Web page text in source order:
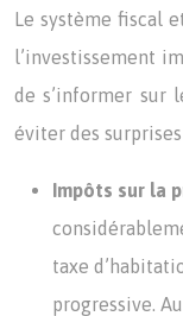
Le système fiscal
l’investissement
de s’informer sur
éviter des
Impôts sur la
taxe
progressive.